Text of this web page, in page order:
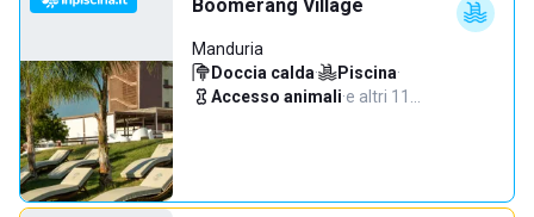
Boomerang Village
Manduria
Doccia calda· Piscina·
Accesso animali·e altri 11…